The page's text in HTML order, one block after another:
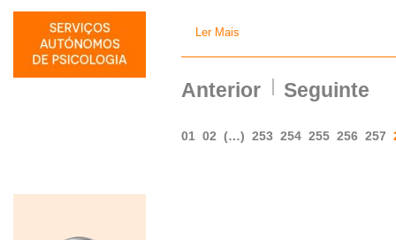
Ler Mais
Anterior Seguinte
01 02 (…) 253 254 255 256 257